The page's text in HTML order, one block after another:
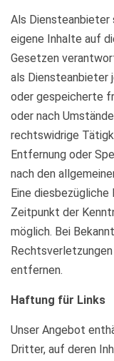
Als Diensteanbieter
eigene Inhalte auf
Gesetzen
als
oder gespeicherte
oder nach
rechtswidrige
Entfernung oder
nach den
Eine
Zeitpunkt der
möglich. Bei
entfernen.
Haftung für Links
Unser Angebot
Dritter, auf deren